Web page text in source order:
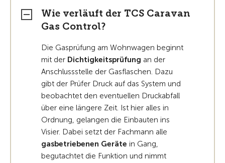
Wie verläuft der TCS Caravan
Gas Control?
Die Gasprüfung am Wohnwagen beginnt
mit der Dichtigkeitsprüfung an der
Anschlussstelle der Gasflaschen. Dazu
gibt der Prüfer Druck auf das System und
beobachtet den eventuellen Druckabfall
über eine längere Zeit. Ist hier alles in
Ordnung, gelangen die Einbauten ins
Visier. Dabei setzt der Fachmann alle
gasbetriebenen Geräte in Gang,
begutachtet die Funktion und nimmt